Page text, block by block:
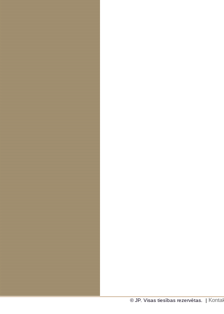
© JP. Visas tiesības rezervētas. |